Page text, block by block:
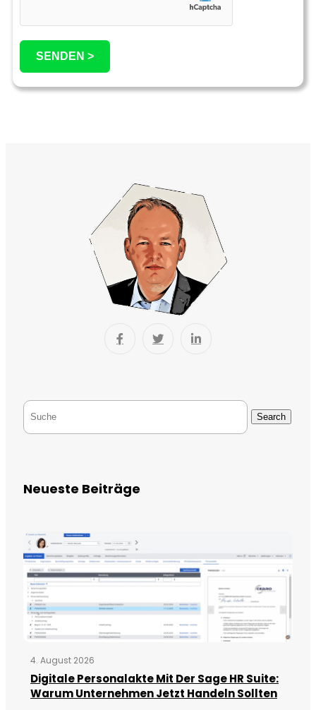
SENDEN >
Search
Neueste Beiträge
4. August 2026
Digitale Personalakte Mit Der Sage HR Suite:
Warum Unternehmen Jetzt Handeln Sollten